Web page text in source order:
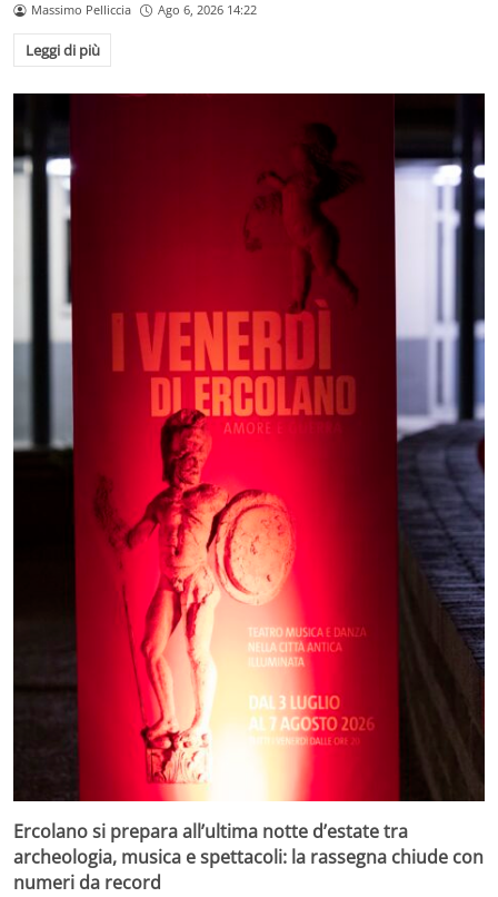
Massimo Pelliccia Ago 6, 2026 14:22
Leggi di più
Ercolano si prepara all’ultima notte d’estate tra
archeologia, musica e spettacoli: la rassegna chiude con
numeri da record